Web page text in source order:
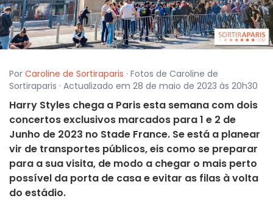
Por Caroline de Sortiraparis · Fotos de Caroline de
Sortiraparis · Actualizado em 28 de maio de 2023 às 20h30
Harry Styles chega a Paris esta semana com dois
concertos exclusivos marcados para 1 e 2 de
Junho de 2023 no Stade France. Se está a planear
vir de transportes públicos, eis como se preparar
para a sua visita, de modo a chegar o mais perto
possível da porta de casa e evitar as filas à volta
do estádio.